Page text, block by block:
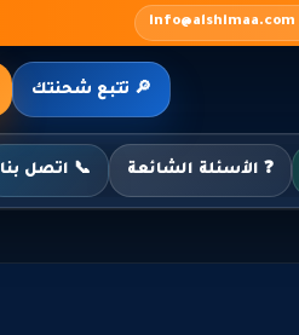
❓ الأسئلة الشائعة 📞 اتصل بنا
🔎 تتبع شحنتك